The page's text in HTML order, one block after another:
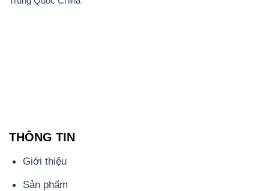
THÔNG TIN
Giới thiệu
Sản phẩm